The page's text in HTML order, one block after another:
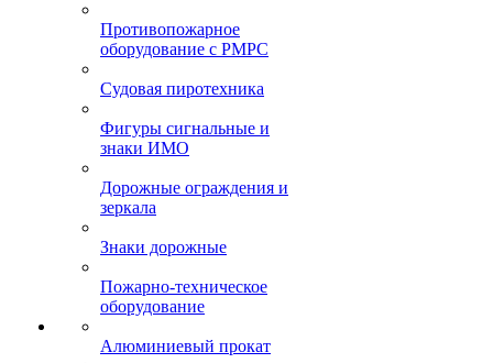
Противопожарное
оборудование с РМРС
Судовая пиротехника
Фигуры сигнальные и
знаки ИМО
Дорожные ограждения и
зеркала
Знаки дорожные
Пожарно-техническое
оборудование
Алюминиевый прокат